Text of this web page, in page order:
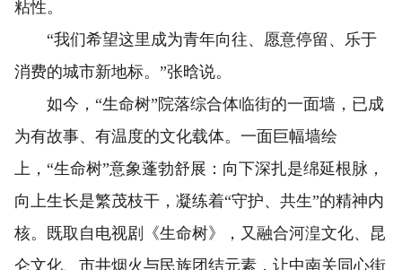
粘性。
“我们希望这里成为青年向往、愿意停留、乐于
消费的城市新地标。”张晗说。
如今，“生命树”院落综合体临街的一面墙，已成
为有故事、有温度的文化载体。一面巨幅墙绘
上，“生命树”意象蓬勃舒展：向下深扎是绵延根脉，
向上生长是繁茂枝干，凝练着“守护、共生”的精神内
核。既取自电视剧《生命树》，又融合河湟文化、昆
仑文化、市井烟火与民族团结元素，让中南关同心街